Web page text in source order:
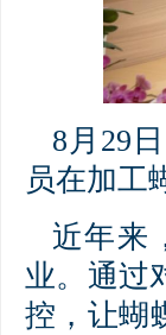
8月29
员在加工
近年来
业。通过
控，让蝴